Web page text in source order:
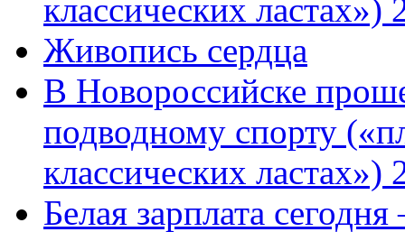
классических
Живопись сердца
В Новороссийске
подводному спорту
классических ластах»)
Белая зарплата